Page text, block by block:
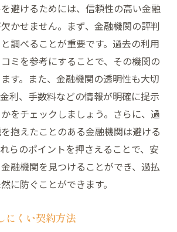
避けるためには、信頼性の高い金融
かせません。まず、金融機関の評判
調べることが重要です。過去の利用
ミを参考にすることで、その機関の
す。また、金融機関の透明性も大切
利、手数料などの情報が明確に提示
をチェックしましょう。さらに、過
抱えたことのある金融機関は避ける
らのポイントを押さえることで、安
融機関を見つけることができ、過払
に防ぐことができます。
にくい契約方法